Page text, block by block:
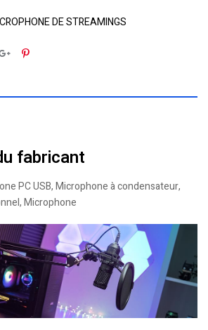
DE STREAMINGS
Google+Pinterest
fabricant